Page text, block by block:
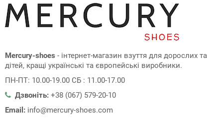
Mercury-shoes - інтернет-магазин взуття для дорослих та
дітей, кращі українські та європейські виробники.
ПН-ПТ: 10.00-19.00 СБ : 11.00-17.00
Дзвоніть: +38 (067) 579-20-10
Email: info@mercury-shoes.com